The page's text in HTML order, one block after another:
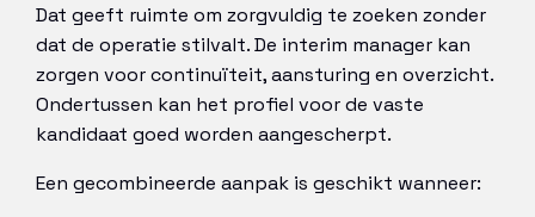
Dat geeft ruimte om zorgvuldig te zoeken zonder
dat de operatie stilvalt. De interim manager kan
zorgen voor continuïteit, aansturing en overzicht.
Ondertussen kan het profiel voor de vaste
kandidaat goed worden aangescherpt.
Een gecombineerde aanpak is geschikt wanneer: